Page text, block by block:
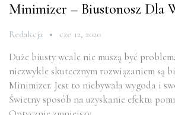
Minimizer – Biustonosz Dla
Redakcja cze 12, 2020
Duże biusty wcale nie muszą być
niezwykle skutecznym rozwiązaniem są
Minimizer. Jest to niebywała wygoda i
Świetny sposób na uzyskanie efektu